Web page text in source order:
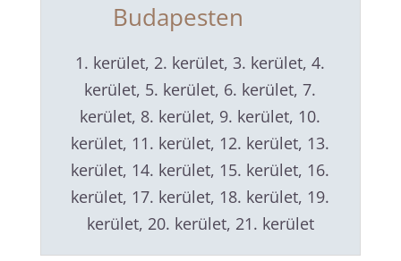
Budapesten
1. kerület, 2. kerület, 3. kerület, 4.
kerület, 5. kerület, 6. kerület, 7.
kerület, 8. kerület, 9. kerület, 10.
kerület, 11. kerület, 12. kerület, 13.
kerület, 14. kerület, 15. kerület, 16.
kerület, 17. kerület, 18. kerület, 19.
kerület, 20. kerület, 21. kerület